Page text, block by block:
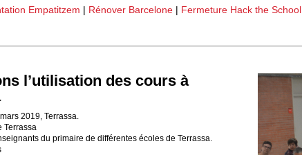
Empatitzem | Rénover Barcelone| Fermeture Hack the School
l’utilisation des cours à
2019, Terrassa.
Terrassa
du primaire de différentes écoles de Terrassa.